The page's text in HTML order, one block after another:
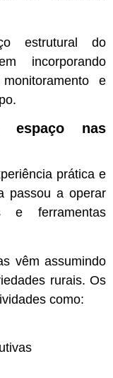
estrutural do
incorporando
e
espaço nas
prática e
passou a operar
ferramentas
vêm assumindo
rurais. Os
como: